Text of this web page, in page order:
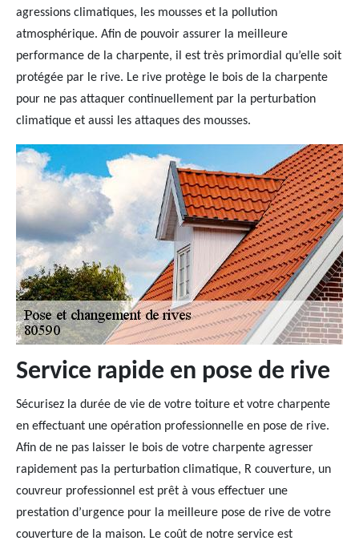
agressions climatiques, les mousses et la pollution
atmosphérique. Afin de pouvoir assurer la meilleure
performance de la charpente, il est très primordial qu’elle soit
protégée par le rive. Le rive protège le bois de la charpente
pour ne pas attaquer continuellement par la perturbation
climatique et aussi les attaques des mousses.
Service rapide en pose de rive
Sécurisez la durée de vie de votre toiture et votre charpente
en effectuant une opération professionnelle en pose de rive.
Afin de ne pas laisser le bois de votre charpente agresser
rapidement pas la perturbation climatique, R couverture, un
couvreur professionnel est prêt à vous effectuer une
prestation d’urgence pour la meilleure pose de rive de votre
couverture de la maison. Le coût de notre service est